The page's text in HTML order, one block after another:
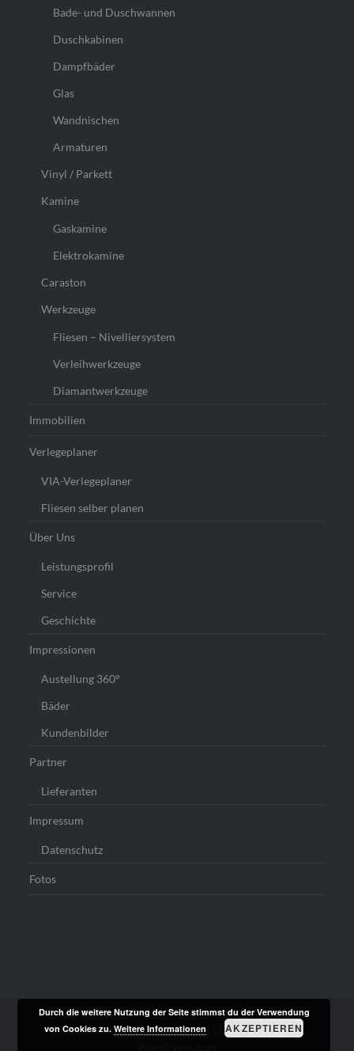
Bade- und Duschwannen
Duschkabinen
Dampfbäder
Glas
Wandnischen
Armaturen
Vinyl / Parkett
Kamine
Gaskamine
Elektrokamine
Caraston
Werkzeuge
Fliesen – Nivelliersystem
Verleihwerkzeuge
Diamantwerkzeuge
Immobilien
Verlegeplaner
VIA-Verlegeplaner
Fliesen selber planen
Über Uns
Leistungsprofil
Service
Geschichte
Impressionen
Austellung 360°
Bäder
Kundenbilder
Partner
Lieferanten
Impressum
Datenschutz
Fotos
Stolz präsentiert von WordPress
Theme: Dyad von
Durch die weitere Nutzung der Seite stimmst du der Verwendung
von Cookies zu.Weitere Informationen AKZEPTIEREN